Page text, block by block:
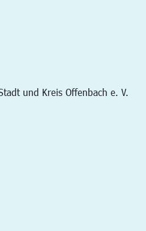
und Kreis Offenbach e. V.